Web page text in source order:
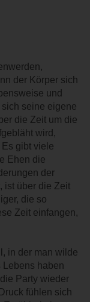
der Körper sich
und
seine eigene
die Zeit um die
wird,
gibt viele
Ehen die
der
ist über die Zeit
die so
Zeit einfangen,
in der man wilde
Lebens haben
Party wieder
fühlen sich